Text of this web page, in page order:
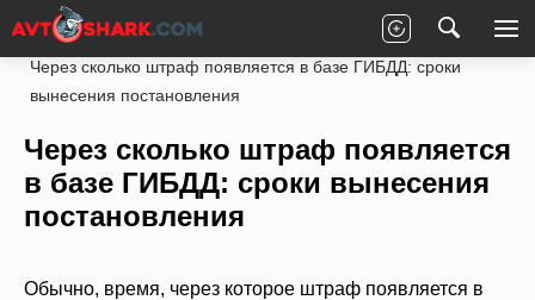
Главная Законы
Штрафы ГИБДД
Через сколько штраф появляется в базе ГИБДД: сроки
вынесения постановления
Через сколько штраф появляется
в базе ГИБДД: сроки вынесения
постановления
Обычно, время, через которое штраф появляется в